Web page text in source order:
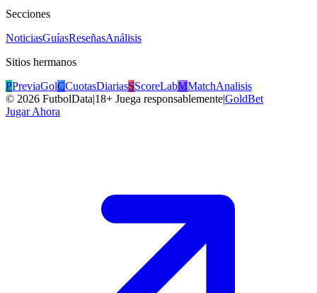
Secciones
NoticiasGuíasReseñasAnálisis
Sitios hermanos
PPreviaGolCCuotasDiariasSScoreLabMMatchAnalisis
© 2026 FutbolData|18+ Juega responsablemente|GoldBet
Jugar Ahora